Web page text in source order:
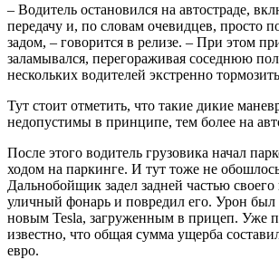
– Водитель остановился на автостраде,
передачу и, по словам очевидцев, просто
задом, – говорится в релизе. – При этом
заламывался, перегораживая соседнюю
нескольких водителей экстренно
Тут стоит отметить, что такие дикие
недопустимы в принципе, тем более на
После этого водитель грузовика начал
ходом на паркинге. И тут тоже не
Дальнобойщик задел задней частью своего
уличный фонарь и повредил его. Урон был
новым Tesla, загруженным в прицеп. Уже
известно, что общая сумма ущерба
евро.